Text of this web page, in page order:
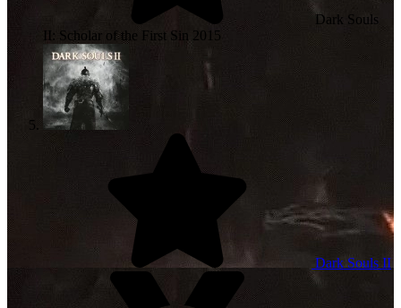
Dark Souls
II: Scholar of the First Sin 2015
Dark Souls II